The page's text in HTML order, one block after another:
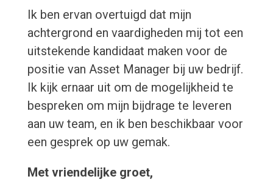
Ik ben ervan overtuigd dat mijn
achtergrond en vaardigheden mij tot een
uitstekende kandidaat maken voor de
positie van Asset Manager bij uw bedrijf.
Ik kijk ernaar uit om de mogelijkheid te
bespreken om mijn bijdrage te leveren
aan uw team, en ik ben beschikbaar voor
een gesprek op uw gemak.
Met vriendelijke groet,